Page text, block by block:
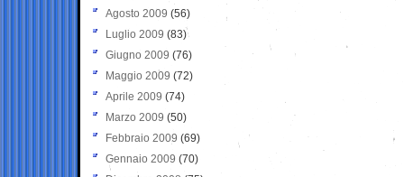
Agosto 2009 (56)
Luglio 2009 (83)
Giugno 2009 (76)
Maggio 2009 (72)
Aprile 2009 (74)
Marzo 2009 (50)
Febbraio 2009 (69)
Gennaio 2009 (70)